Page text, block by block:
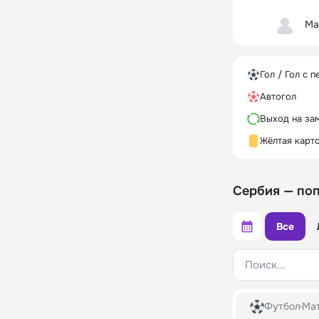
Гол / Гол с
Автогол
Выход на
Жёлтая
Рафайлович
Сербия —
Все
Поиск...
Футбол